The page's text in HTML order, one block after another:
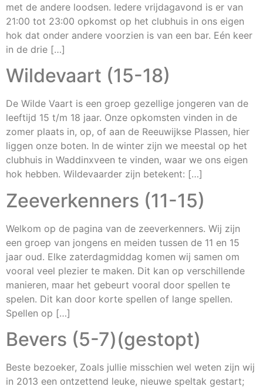
met de andere loodsen. Iedere vrijdagavond is er van
21:00 tot 23:00 opkomst op het clubhuis in ons eigen
hok dat onder andere voorzien is van een bar. Eén keer
in de drie […]
Wildevaart (15-18)
De Wilde Vaart is een groep gezellige jongeren van de
leeftijd 15 t/m 18 jaar. Onze opkomsten vinden in de
zomer plaats in, op, of aan de Reeuwijkse Plassen, hier
liggen onze boten. In de winter zijn we meestal op het
clubhuis in Waddinxveen te vinden, waar we ons eigen
hok hebben. Wildevaarder zijn betekent: […]
Zeeverkenners (11-15)
Welkom op de pagina van de zeeverkenners. Wij zijn
een groep van jongens en meiden tussen de 11 en 15
jaar oud. Elke zaterdagmiddag komen wij samen om
vooral veel plezier te maken. Dit kan op verschillende
manieren, maar het gebeurt vooral door spellen te
spelen. Dit kan door korte spellen of lange spellen.
Spellen op […]
Bevers (5-7)(gestopt)
Beste bezoeker, Zoals jullie misschien wel weten zijn wij
in 2013 een ontzettend leuke, nieuwe speltak gestart;